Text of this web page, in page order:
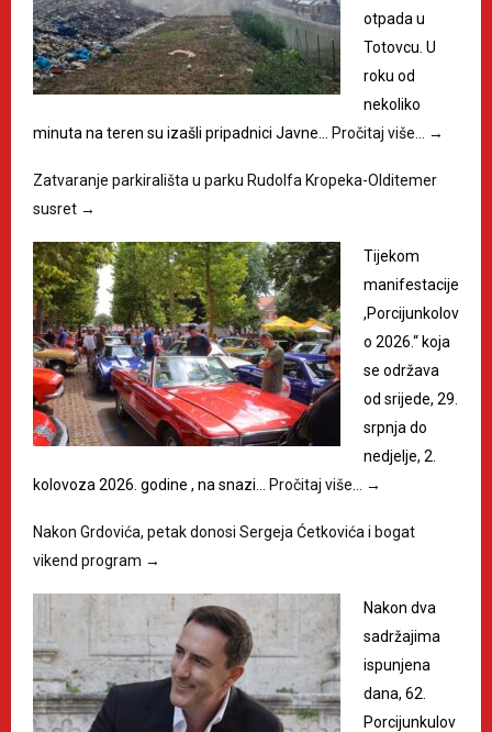
otpada u
Totovcu. U
roku od
nekoliko
minuta na teren su izašli pripadnici Javne…
Pročitaj više… →
Zatvaranje parkirališta u parku Rudolfa Kropeka-Olditemer
susret →
Tijekom
manifestacije
,Porcijunkolov
o 2026.“ koja
se održava
od srijede, 29.
srpnja do
nedjelje, 2.
kolovoza 2026. godine , na snazi…
Pročitaj više… →
Nakon Grdovića, petak donosi Sergeja Ćetkovića i bogat
vikend program →
Nakon dva
sadržajima
ispunjena
dana, 62.
Porcijunkulov